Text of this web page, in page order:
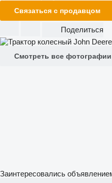
Связаться с продавцом
Поделиться
Смотреть все фотографии
Заинтересовались